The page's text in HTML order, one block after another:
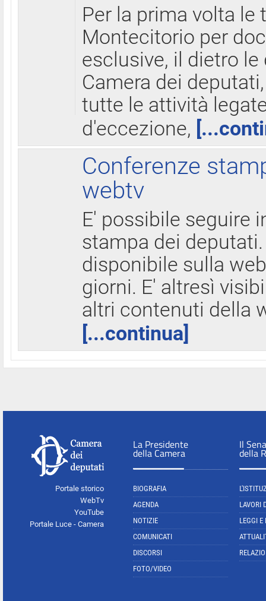
Per la prima volta le
Montecitorio per
esclusive, il dietro
Camera dei
tutte le attività
d'eccezione,
Conferenze
webtv
E' possibile seguire
stampa dei
disponibile sulla
giorni. E' altresì
altri contenuti della
[...continua]
Portale storico
WebTv
YouTube
Portale Luce - Camera
La Presidente
della Camera
BIOGRAFIA
AGENDA
NOTIZIE
COMUNICATI
DISCORSI
FOTO/VIDEO
Il
della
LAVORI
LEGGI E